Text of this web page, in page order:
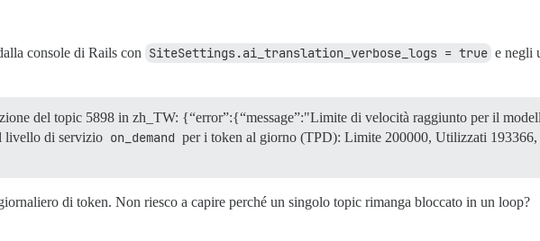
console di Rails con SiteSettings.ai_translation_verbose_logs = true e negli
del topic 5898 in zh_TW: {“error”:{“message”:"Limite di velocità raggiunto per il
livello di servizio on_demand per i token al giorno (TPD): Limite 200000, Utilizzati
di token. Non riesco a capire perché un singolo topic rimanga bloccato in un loop?